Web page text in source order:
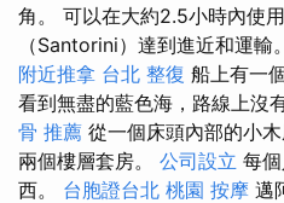
角。 可以在大約2.5小時內使
（Santorini）達到進近和運輸
附近推拿 台北 整復 船上有一
看到無盡的藍色海，路線上沒
骨 推薦 從一個床頭內部的小
兩個樓層套房。 公司設立 每
西。 台胞證台北 桃園 按摩 邁